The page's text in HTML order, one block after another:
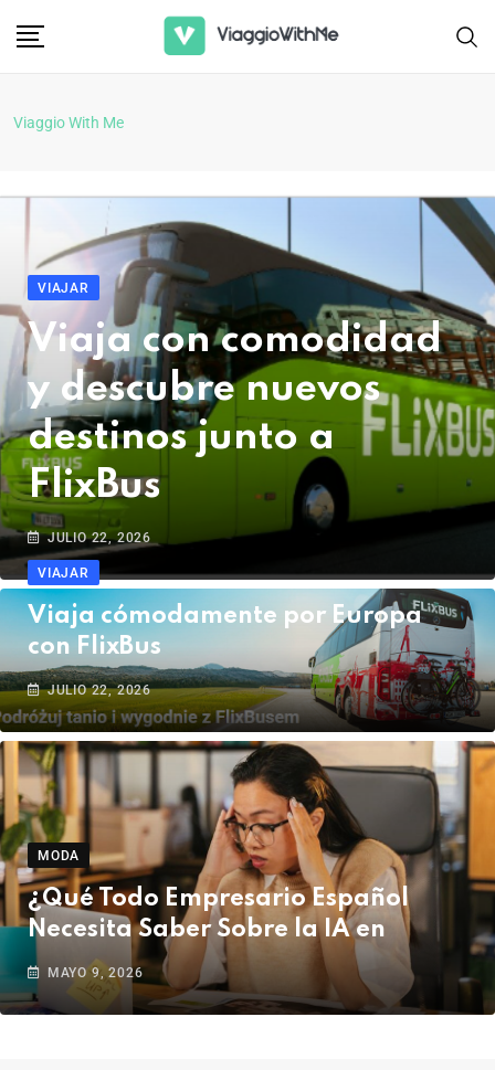
Viaggio With Me
VIAJAR
Viaja con comodidad
y descubre nuevos
destinos junto a
FlixBus
JULIO 22, 2026
VIAJAR
Viaja cómodamente por Europa
con FlixBus
JULIO 22, 2026
MODA
¿Qué Todo Empresario Español
Necesita Saber Sobre la IA en
MAYO 9, 2026